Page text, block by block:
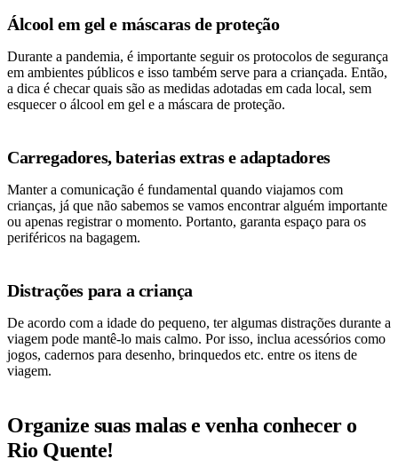
Álcool em gel e máscaras de proteção
Durante a pandemia, é importante seguir os protocolos de segurança
em ambientes públicos e isso também serve para a criançada. Então,
a dica é checar quais são as medidas adotadas em cada local, sem
esquecer o álcool em gel e a máscara de proteção.
Carregadores, baterias extras e adaptadores
Manter a comunicação é fundamental quando viajamos com
crianças, já que não sabemos se vamos encontrar alguém importante
ou apenas registrar o momento. Portanto, garanta espaço para os
periféricos na bagagem.
Distrações para a criança
De acordo com a idade do pequeno, ter algumas distrações durante a
viagem pode mantê-lo mais calmo. Por isso, inclua acessórios como
jogos, cadernos para desenho, brinquedos etc. entre os itens de
viagem.
Organize suas malas e venha conhecer o
Rio Quente!